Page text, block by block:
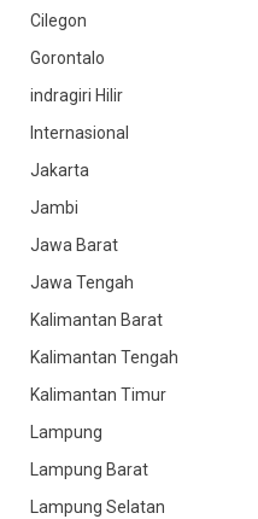
Cilegon
Gorontalo
indragiri Hilir
Internasional
Jakarta
Jambi
Jawa Barat
Jawa Tengah
Kalimantan Barat
Kalimantan Tengah
Kalimantan Timur
Lampung
Lampung Barat
Lampung Selatan